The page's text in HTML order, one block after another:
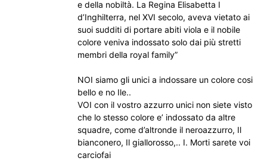
e della nobiltà. La Regina Elisabetta I
d’Inghilterra, nel XVI secolo, aveva vietato ai
suoi sudditi di portare abiti viola e il nobile
colore veniva indossato solo dai più stretti
membri della royal family”
NOI siamo gli unici a indossare un colore cosi
bello e no Ile..
VOI con il vostro azzurro unici non siete visto
che lo stesso colore e’ indossato da altre
squadre, come d’altronde il neroazzurro, Il
bianconero, Il giallorosso,.. I. Morti sarete voi
carciofai